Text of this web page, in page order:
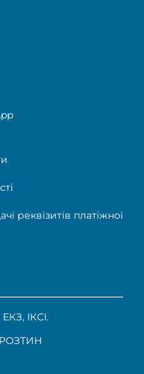
реквізитів платіжної
ІКСІ.